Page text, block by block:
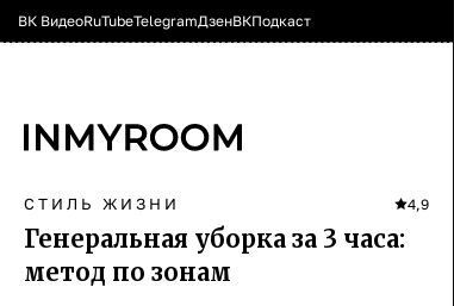
ВК ВидеоRuTubeTelegramДзенВКПодкаст
СТИЛЬ ЖИЗНИ 4,9
Генеральная уборка за 3 часа:
метод по зонам